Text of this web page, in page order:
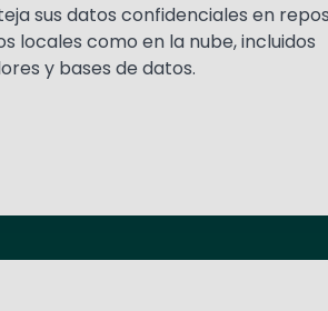
sus datos confidenciales en
locales como en la nube, incluidos
y bases de datos.